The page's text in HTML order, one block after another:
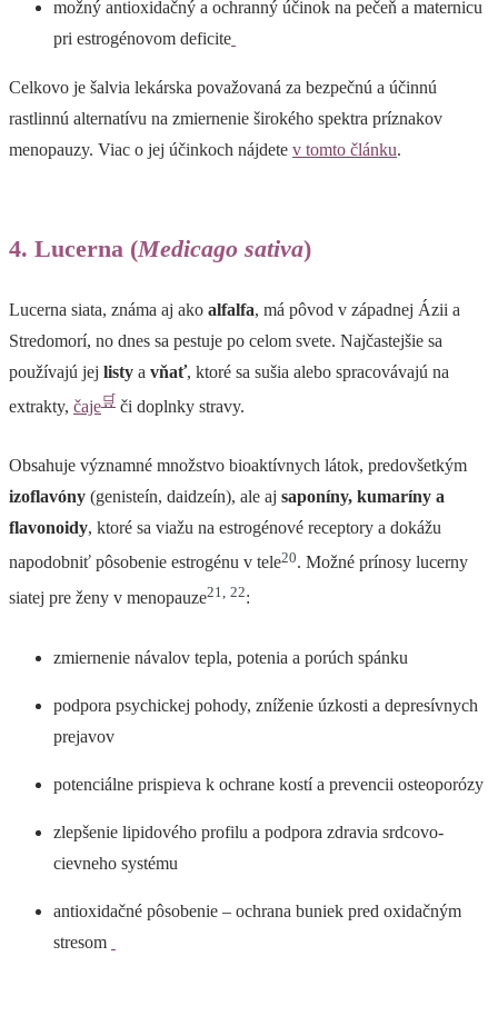
možný antioxidačný a ochranný účinok na pečeň a maternicu
pri estrogénovom deficite
Celkovo je šalvia lekárska považovaná za bezpečnú a účinnú
rastlinnú alternatívu na zmiernenie širokého spektra príznakov
menopauzy. Viac o jej účinkoch nájdete v tomto článku.
4. Lucerna (Medicago sativa)
Lucerna siata, známa aj ako alfalfa, má pôvod v západnej Ázii a
Stredomorí, no dnes sa pestuje po celom svete. Najčastejšie sa
používajú jej listy a vňať, ktoré sa sušia alebo spracovávajú na
extrakty, čaje🛒 či doplnky stravy.
Obsahuje významné množstvo bioaktívnych látok, predovšetkým
izoflavóny (genisteín, daidzeín), ale aj saponíny, kumaríny a
flavonoidy, ktoré sa viažu na estrogénové receptory a dokážu
napodobniť pôsobenie estrogénu v tele20. Možné prínosy lucerny
siatej pre ženy v menopauze21 22:
zmiernenie návalov tepla, potenia a porúch spánku
podpora psychickej pohody, zníženie úzkosti a depresívnych
prejavov
potenciálne prispieva k ochrane kostí a prevencii osteoporózy
zlepšenie lipidového profilu a podpora zdravia srdcovo-
cievneho systému
antioxidačné pôsobenie – ochrana buniek pred oxidačným
stresom